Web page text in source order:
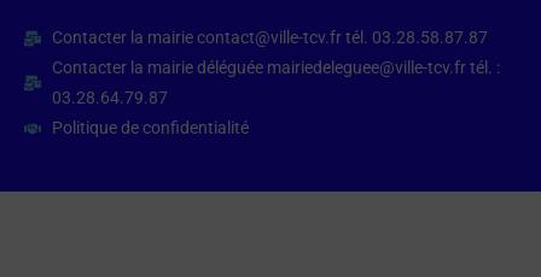
Contacter la mairie contact@ville-tcv.fr tél. 03.28.58.87.87
Contacter la mairie déléguée mairiedeleguee@ville-tcv.fr tél. :
03.28.64.79.87
Politique de confidentialité